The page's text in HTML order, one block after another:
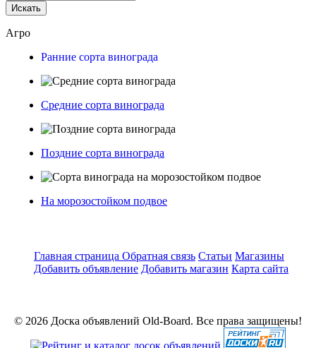
Искать
Агро
Ранние сорта винограда
Средние сорта винограда
Поздние сорта винограда
На морозостойком подвое
Главная страница Обратная связь Статьи Магазины
Добавить объявление Добавить магазин Карта сайта
© 2026 Доска объявлений Old-Board. Все права защищены!